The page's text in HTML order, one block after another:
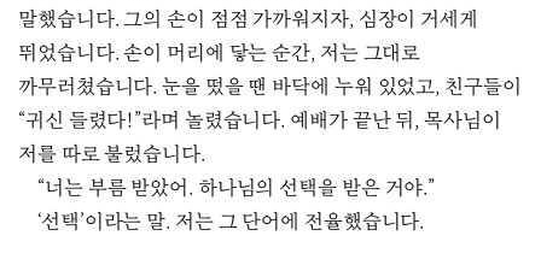
말했습니다. 그의 손이 점점 가까워지자, 심장이 거세게
뛰었습니다. 손이 머리에 닿는 순간, 저는 그대로
까무러쳤습니다. 눈을 떴을 땐 바닥에 누워 있었고, 친구들이
“귀신 들렸다!”라며 놀렸습니다. 예배가 끝난 뒤, 목사님이
저를 따로 불렀습니다.
“너는 부름 받았어. 하나님의 선택을 받은 거야.”
‘선택’이라는 말. 저는 그 단어에 전율했습니다.